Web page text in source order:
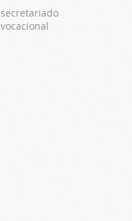
secretariado
vocacional